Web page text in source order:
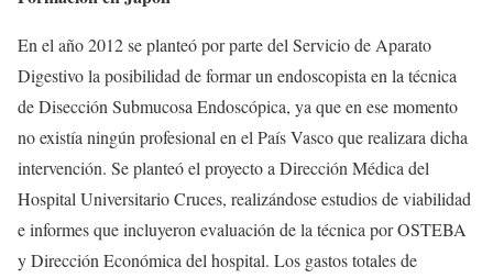
En el año 2012 se planteó por parte del Servicio de Aparato
Digestivo la posibilidad de formar un endoscopista en la técnica
de Disección Submucosa Endoscópica, ya que en ese momento
no existía ningún profesional en el País Vasco que realizara dicha
intervención. Se planteó el proyecto a Dirección Médica del
Hospital Universitario Cruces, realizándose estudios de viabilidad
e informes que incluyeron evaluación de la técnica por OSTEBA
y Dirección Económica del hospital. Los gastos totales de